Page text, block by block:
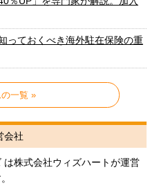
っておくべき海外駐在保険の重
の一覧 »
会社
は株式会社ウィズハートが運営